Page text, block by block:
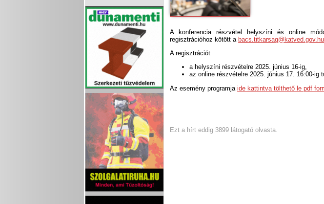
A konferencia részvétel helyszíni és online
regisztrációhoz kötött abacs.titkarsag@katved.gov.hu
A regisztrációt
a helyszíni részvételre 2025. június 16-ig,
az online részvételre 2025. június 17. 16:00-ig
Az esemény programjaide kattintva tölthető le pdf
Ezt a hírt eddig 3899 látogató olvasta.